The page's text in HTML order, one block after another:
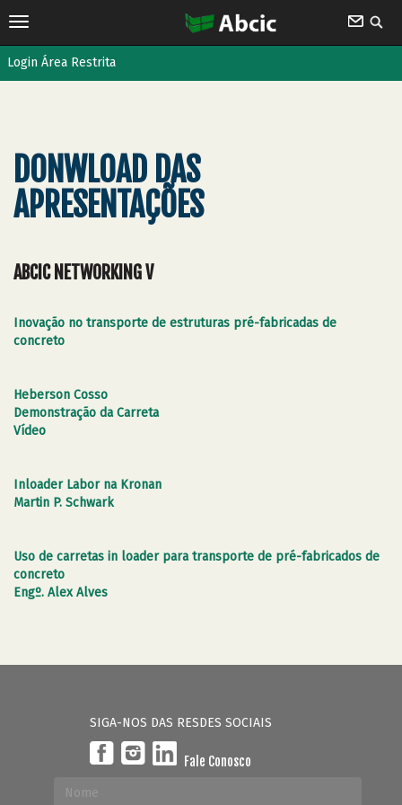
Login Área Restrita
DONWLOAD DAS
APRESENTAÇÕES
ABCIC NETWORKING V
Inovação no transporte de estruturas pré-fabricadas de
concreto
Heberson Cosso
Demonstração da Carreta
Vídeo
Inloader Labor na Kronan
Martin P. Schwark
Uso de carretas in loader para transporte de pré-fabricados de
concreto
Engº. Alex Alves
SIGA-NOS DAS RESDES SOCIAIS
Fale Conosco